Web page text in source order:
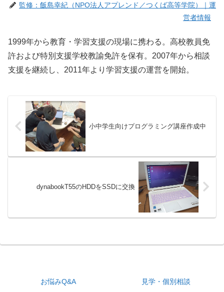
監修：飯島幸紀（NPO法人アプレンド／つくば高等学院）｜運
営者情報
1999年から教育・学習支援の現場に携わる。高校教員免
許および特別支援学校教諭免許を保有。2007年から相談
支援を継続し、2011年より学習支援の運営を開始。
小中学生向けプログラミング講座作成中
dynabookT55のHDDをSSDに交換
お悩みQ&A 見学・個別相談